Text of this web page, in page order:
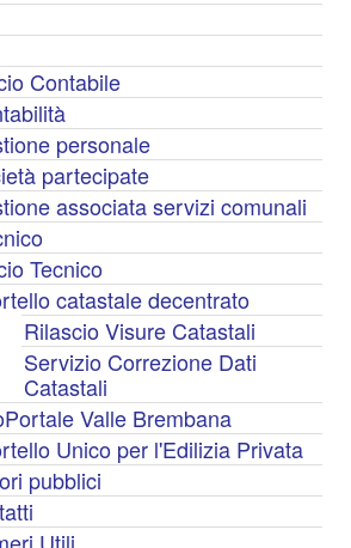
Contabile
personale
partecipate
associata servizi comunali
Tecnico
catastale decentrato
Rilascio Visure Catastali
Servizio Correzione Dati
Catastali
Valle Brembana
Unico per l'Edilizia Privata
pubblici